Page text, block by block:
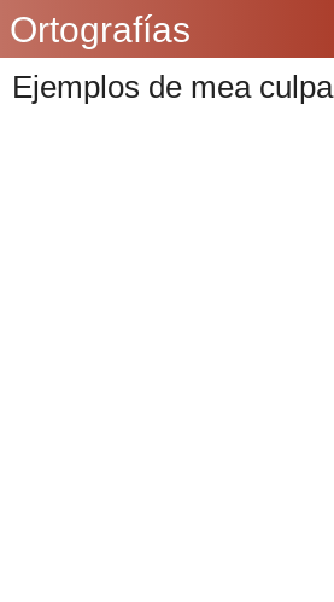
Ortografías
Ejemplos de mea culpa